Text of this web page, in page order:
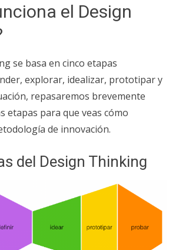
el Design
se basa en cinco etapas
explorar, idealizar, prototipar y
repasaremos brevemente
etapas para que veas cómo
de innovación.
del Design Thinking